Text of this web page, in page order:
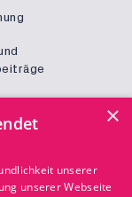
×
unserer
unserer Webseite